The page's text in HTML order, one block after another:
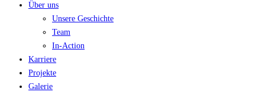
Über uns
Unsere Geschichte
Team
In-Action
Karriere
Projekte
Galerie